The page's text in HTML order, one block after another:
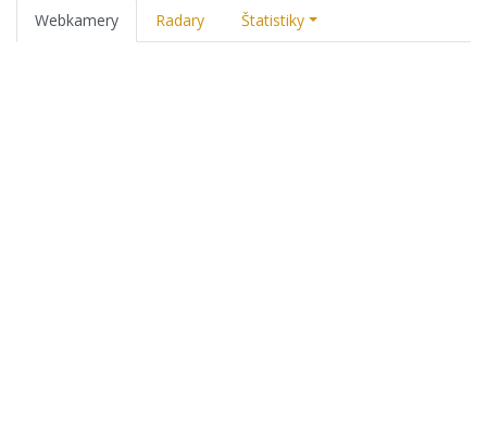
Webkamery Radary Štatistiky